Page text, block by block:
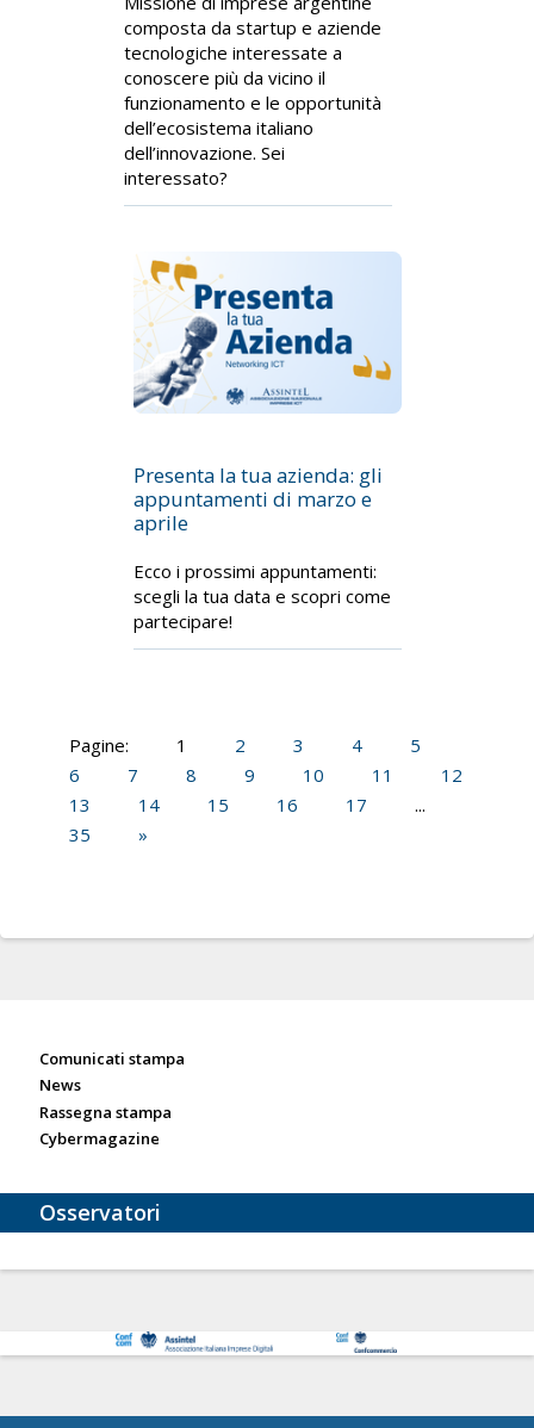
composta da startup e aziende
tecnologiche interessate a
conoscere più da vicino il
funzionamento e le opportunità
dell’ecosistema italiano
dell’innovazione. Sei
interessato?
Presenta la tua azienda: gli
appuntamenti di marzo e
aprile
Ecco i prossimi appuntamenti:
scegli la tua data e scopri come
partecipare!
Pagine: 1 2 3 4
5
6
7 8 9 10 11
12
13
14 15 16 17
...
35
»
Comunicati stampa
News
Rassegna stampa
Cybermagazine
Osservatori